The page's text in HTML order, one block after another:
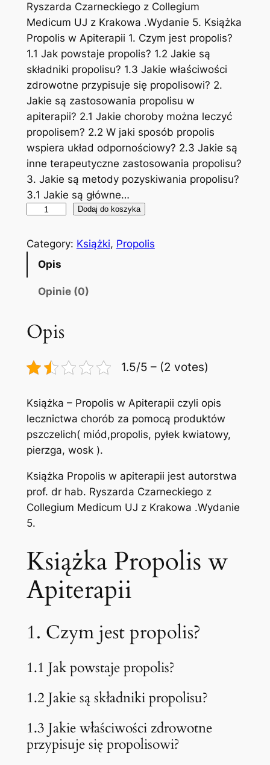
Ryszarda Czarneckiego z Collegium
Medicum UJ z Krakowa .Wydanie 5. Książka
Propolis w Apiterapii 1. Czym jest propolis?
1.1 Jak powstaje propolis? 1.2 Jakie są
składniki propolisu? 1.3 Jakie właściwości
zdrowotne przypisuje się propolisowi? 2.
Jakie są zastosowania propolisu w
apiterapii? 2.1 Jakie choroby można leczyć
propolisem? 2.2 W jaki sposób propolis
wspiera układ odpornościowy? 2.3 Jakie są
inne terapeutyczne zastosowania propolisu?
3. Jakie są metody pozyskiwania propolisu?
3.1 Jakie są główne…
o
ą
k
–
P
r
o
o
l
i
s
a
p
p
i
Dodaj do koszyka
Category: Książki, Propolis
Opis
Opinie (0)
Opis
1.5/5 – (2 votes)
Książka – Propolis w Apiterapii czyli opis
lecznictwa chorób za pomocą produktów
pszczelich( miód,propolis, pyłek kwiatowy,
pierzga, wosk ).
Książka Propolis w apiterapii jest autorstwa
prof. dr hab. Ryszarda Czarneckiego z
Collegium Medicum UJ z Krakowa .Wydanie
5.
Książka Propolis w
Apiterapii
1. Czym jest propolis?
1.1 Jak powstaje propolis?
1.2 Jakie są składniki propolisu?
1.3 Jakie właściwości zdrowotne
przypisuje się propolisowi?